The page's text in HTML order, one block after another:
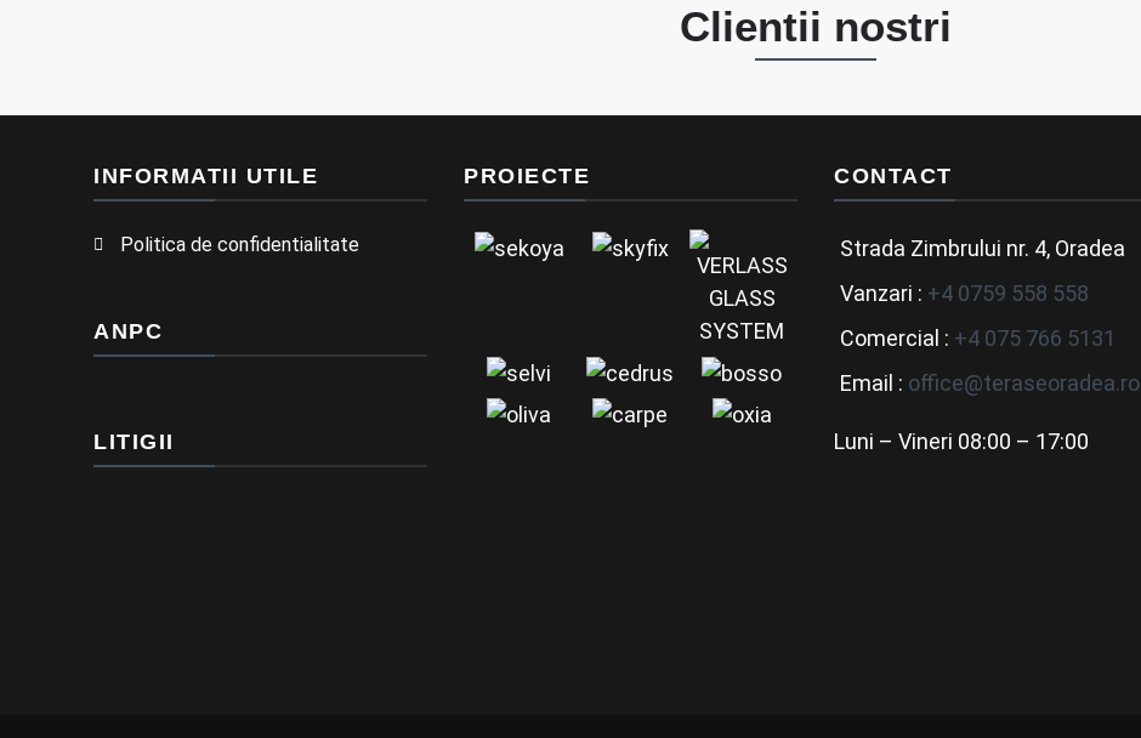
Clientii nostri
INFORMATII UTILE
Politica de confidentialitate
ANPC
LITIGII
PROIECTE CONTACT
Strada Zimbrului nr. 4, Oradea
Vanzari : +4 0759 558 558
Comercial : +4 075 766 5131
Email : office@teraseoradea.ro
Luni – Vineri 08:00 – 17:00